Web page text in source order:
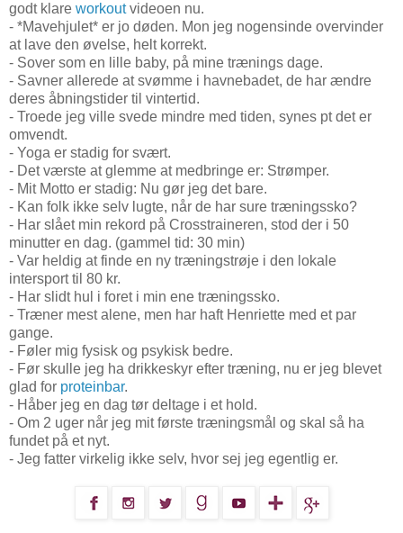
godt klare workoutvideoen nu.
- *Mavehjulet* er jo døden. Mon jeg nogensinde overvinder
at lave den øvelse, helt korrekt.
- Sover som en lille baby, på mine trænings dage.
- Savner allerede at svømme i havnebadet, de har ændre
deres åbningstider til vintertid.
- Troede jeg ville svede mindre med tiden, synes pt det er
omvendt.
- Yoga er stadig for svært.
- Det værste at glemme at medbringe er: Strømper.
- Mit Motto er stadig: Nu gør jeg det bare.
- Kan folk ikke selv lugte, når de har sure træningssko?
- Har slået min rekord på Crosstraineren, stod der i 50
minutter en dag. (gammel tid: 30 min)
- Var heldig at finde en ny træningstrøje i den lokale
intersport til 80 kr.
- Har slidt hul i foret i min ene træningssko.
- Træner mest alene, men har haft Henriette med et par
gange.
- Føler mig fysisk og psykisk bedre.
- Før skulle jeg ha drikkeskyr efter træning, nu er jeg blevet
glad for proteinbar.
- Håber jeg en dag tør deltage i et hold.
- Om 2 uger når jeg mit første træningsmål og skal så ha
fundet på et nyt.
- Jeg fatter virkelig ikke selv, hvor sej jeg egentlig er.